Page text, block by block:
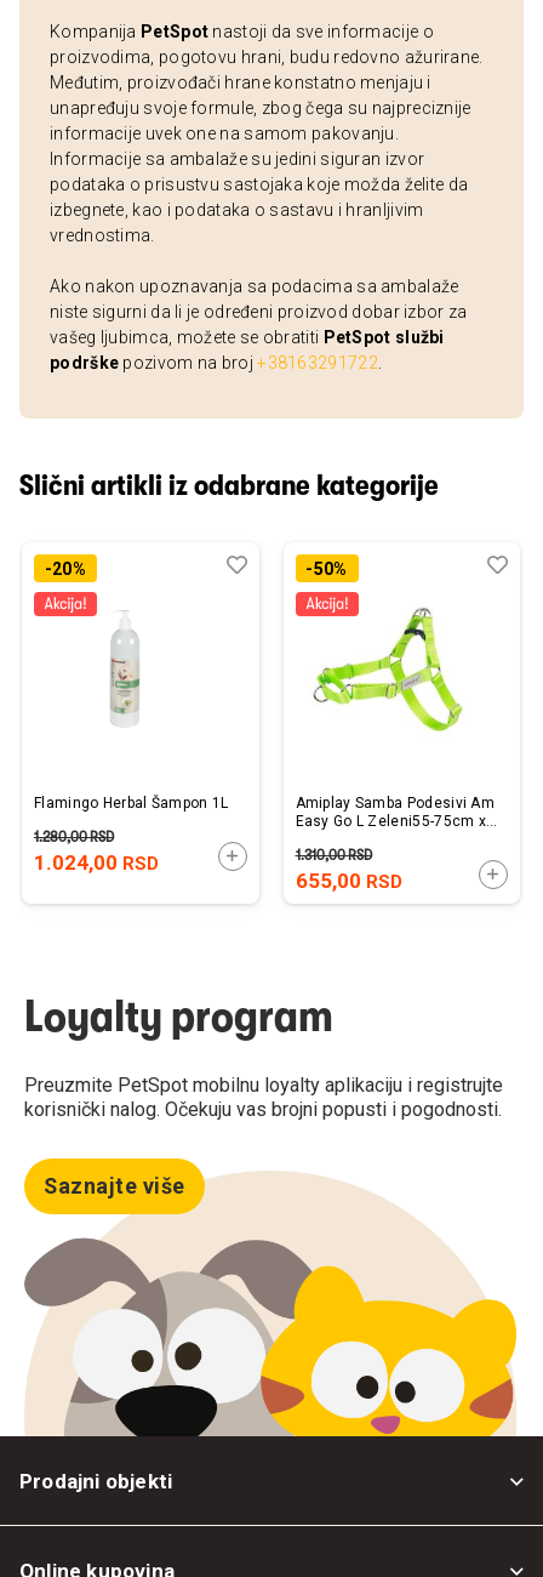
Kompanija PetSpot nastoji da sve informacije o
proizvodima, pogotovu hrani, budu redovno ažurirane.
Međutim, proizvođači hrane konstatno menjaju i
unapređuju svoje formule, zbog čega su najpreciznije
informacije uvek one na samom pakovanju.
Informacije sa ambalaže su jedini siguran izvor
podataka o prisustvu sastojaka koje možda želite da
izbegnete, kao i podataka o sastavu i hranljivim
vrednostima.
Ako nakon upoznavanja sa podacima sa ambalaže
niste sigurni da li je određeni proizvod dobar izbor za
vašeg ljubimca, možete se obratiti PetSpot službi
podrške pozivom na broj+38163291722
Slični artikli iz odabrane kategorije
-20%
Flamingo Herbal Šampon 1L
1.024,00 RSD
1.280,00RSD
DODAJTE U KORPU
Dodaj
Uporedi-50%
Amiplay Samba Podesivi Am
Easy Go L Zeleni55-75cm x
655,00 RSD
1.310,00RSD
Loyalty program
Preuzmite PetSpot mobilnu loyalty aplikaciju i registrujte
korisnički nalog. Očekuju vas brojni popusti i pogodnosti.
Saznajte više
Prodajni objekti
Online kupovina